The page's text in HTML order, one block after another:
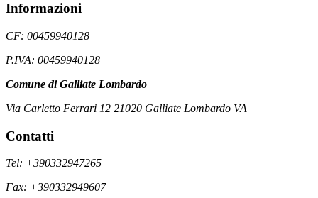
Informazioni
CF: 00459940128
P.IVA: 00459940128
Comune di Galliate Lombardo
Via Carletto Ferrari 12 21020 Galliate Lombardo VA
Contatti
Tel: +390332947265
Fax: +390332949607